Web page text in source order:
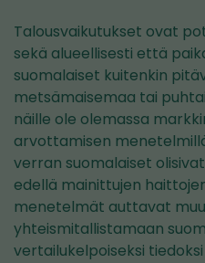
Talousvaikutukset ovat
sekä alueellisesti että
suomalaiset kuitenkin
metsämaisemaa tai
näille ole olemassa
arvottamisen
verran suomalaiset
edellä mainittujen
menetelmät auttavat
yhteismitallistamaan
vertailukelpoiseksi